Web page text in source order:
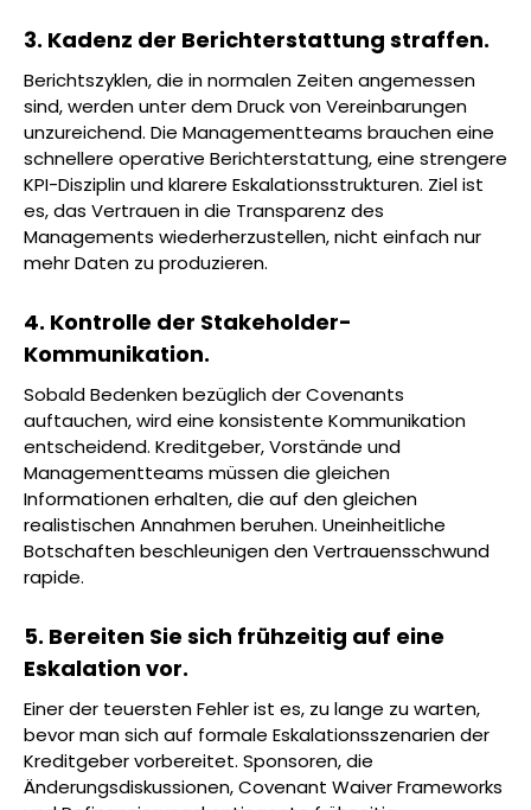
3. Kadenz der Berichterstattung straffen.
Berichtszyklen, die in normalen Zeiten angemessen
sind, werden unter dem Druck von Vereinbarungen
unzureichend. Die Managementteams brauchen eine
schnellere operative Berichterstattung, eine strengere
KPI-Disziplin und klarere Eskalationsstrukturen. Ziel ist
es, das Vertrauen in die Transparenz des
Managements wiederherzustellen, nicht einfach nur
mehr Daten zu produzieren.
4. Kontrolle der Stakeholder-
Kommunikation.
Sobald Bedenken bezüglich der Covenants
auftauchen, wird eine konsistente Kommunikation
entscheidend. Kreditgeber, Vorstände und
Managementteams müssen die gleichen
Informationen erhalten, die auf den gleichen
realistischen Annahmen beruhen. Uneinheitliche
Botschaften beschleunigen den Vertrauensschwund
rapide.
5. Bereiten Sie sich frühzeitig auf eine
Eskalation vor.
Einer der teuersten Fehler ist es, zu lange zu warten,
bevor man sich auf formale Eskalationsszenarien der
Kreditgeber vorbereitet. Sponsoren, die
Änderungsdiskussionen, Covenant Waiver Frameworks